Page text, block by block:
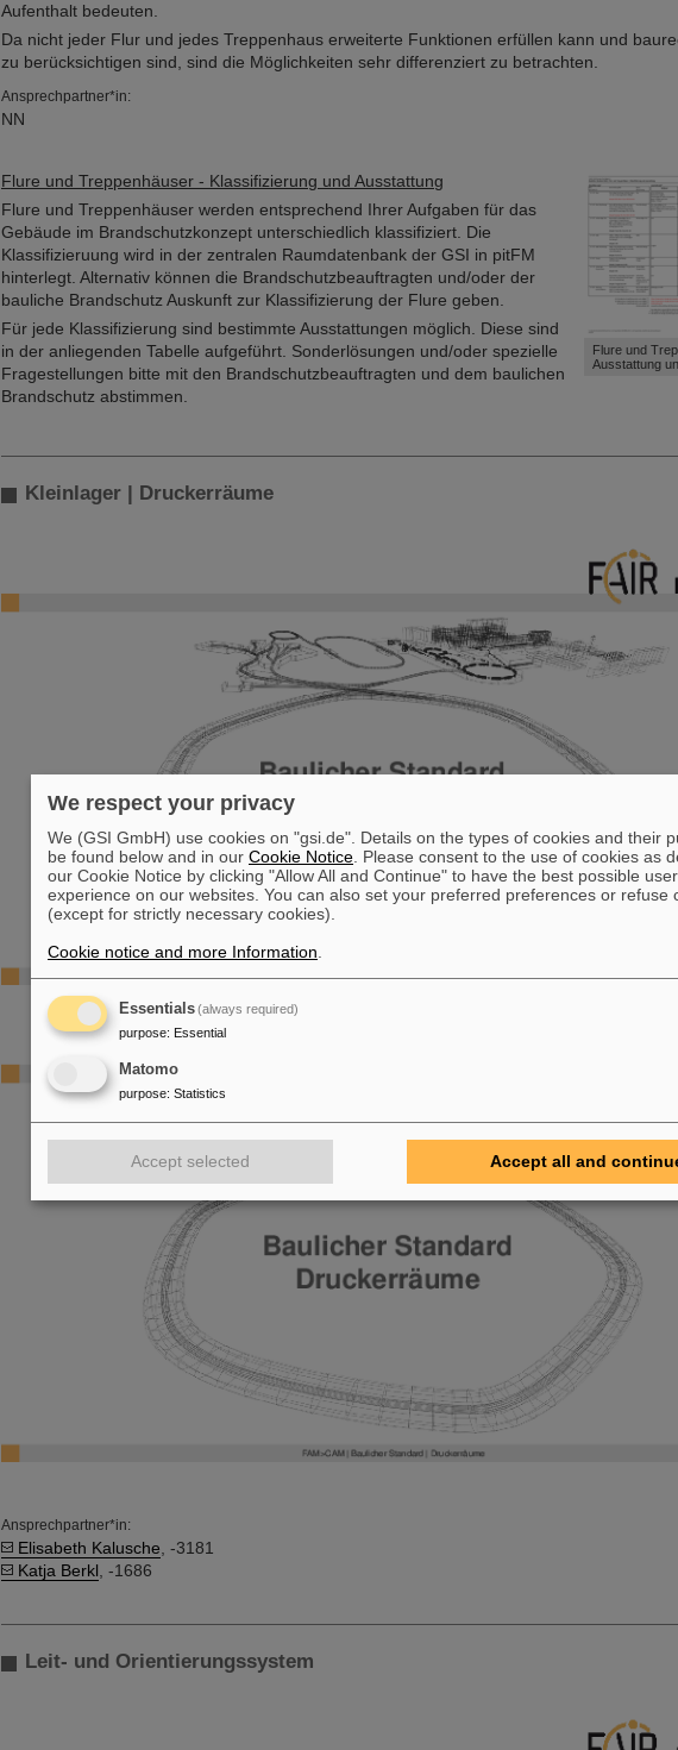
Aufenthalt bedeuten.
Da nicht jeder Flur und jedes Treppenhaus erweiterte Funktionen erfüllen kann und
zu berücksichtigen sind, sind die Möglichkeiten sehr differenziert zu betrachten.
Ansprechpartner*in:
NN
Flure und
Ausstattung
Flure und Treppenhäuser - Klassifizierung und Ausstattung
Flure und Treppenhäuser werden entsprechend Ihrer Aufgaben für das
Gebäude im Brandschutzkonzept unterschiedlich klassifiziert. Die
Klassifizieruung wird in der zentralen Raumdatenbank der GSI in pitFM
hinterlegt. Alternativ können die Brandschutzbeauftragten und/oder der
bauliche Brandschutz Auskunft zur Klassifizierung der Flure geben.
Für jede Klassifizierung sind bestimmte Ausstattungen möglich. Diese sind
in der anliegenden Tabelle aufgeführt. Sonderlösungen und/oder spezielle
Fragestellungen bitte mit den Brandschutzbeauftragten und dem baulichen
Brandschutz abstimmen.
Kleinlager | Druckerräume
Ansprechpartner*in:
Elisabeth Kalusche , -3181
Katja Berkl , -1686
Leit- und Orientierungssystem
We respect your privacy
We (GSI GmbH) use cookies on "gsi.de". Details on the types of cookies and their
be found below and in our Cookie Notice . Please consent to the use of cookies as
our Cookie Notice by clicking "Allow All and Continue" to have the best possible user
experience on our websites. You can also set your preferred preferences or refuse
(except for strictly necessary cookies).
Cookie notice and more Information
Essentials(always required)
purpose: Essential
Matomo
purpose: Statistics
Accept selected Accept all and